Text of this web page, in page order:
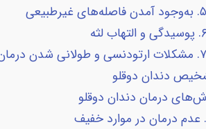
دندان دوقلو
درمان دندان دوقلو